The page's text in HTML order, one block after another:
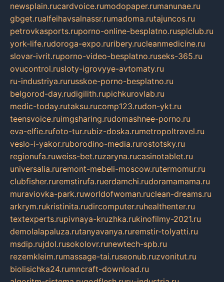
newsplain.rucardvoice.rumodopaper.rumanunae.ru
gbget.rualfeihavsalnassr.rumadoma.rutajuncos.ru
petrovkasports.ruporno-online-besplatno.rusplclub.ru
york-life.rudoroga-expo.ruribery.rucleanmedicine.ru
slovar-ivrit.ruporno-video-besplatno.ruseks-365.ru
ovucontrol.rusloty-igrovyye-avtomaty.ru
ru-industriya.rurusskoe-porno-besplatno.ru
belgorod-day.rudigilith.rupichkurovlab.ru
medic-today.rutaksu.rucomp123.rudon-ykt.ru
teensvoice.ruimgsharing.rudomashnee-porno.ru
eva-elfie.rufoto-tur.rubiz-doska.rumetropoltravel.ru
veslo-i-yakor.ruborodino-media.rurostotsky.ru
regionufa.ruweiss-bet.ruzaryna.rucasinotablet.ru
universalia.ruremont-mebeli-moscow.rutermomur.ru
clubfisher.ruremstirufa.ruerdamchi.rudoramamama.ru
muraviovka-park.ruworldofwoman.ruclean-dreams.ru
arkrym.rukristinita.rudircomputer.ruhealthenter.ru
textexperts.rupivnaya-kruzhka.rukinofilmy-2021.ru
demolalapaluza.rutanyavanya.ruremstir-tolyatti.ru
msdip.rujdol.rusokolovr.runewtech-spb.ru
rezemkleim.rumassage-tai.ruseonub.ruzvonitut.ru
biolisichka24.rumncraft-download.ru